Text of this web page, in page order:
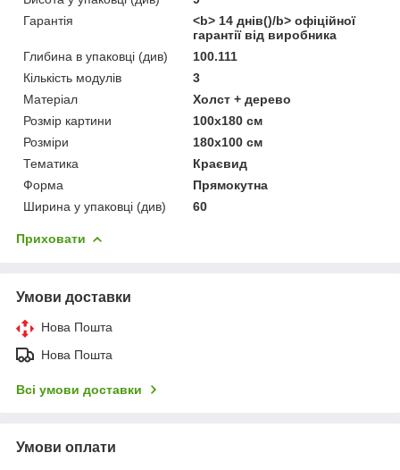
Гарантія
<b> 14 днів()/b> офіційної
гарантії від виробника
Глибина в упаковці (див)
100.111
Кількість модулів
3
Матеріал
Холст + дерево
Розмір картини
100х180 см
Розміри
180х100 см
Тематика
Краєвид
Форма
Прямокутна
Ширина у упаковці (див)
60
Приховати
Умови доставки
Нова Пошта
Нова Пошта
Всі умови доставки
Умови оплати